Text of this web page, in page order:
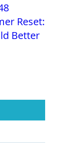
Reset:
Better